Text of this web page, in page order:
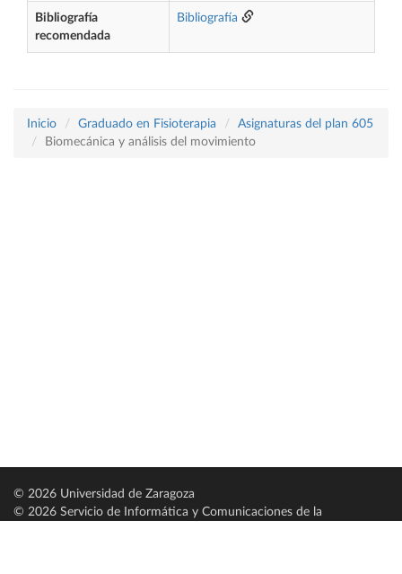
Bibliografía
recomendada
Bibliografía
Inicio Graduado en Fisioterapia
Asignaturas del plan 605
Biomecánica y análisis del movimiento
© 2026 Universidad de Zaragoza
© 2026 Servicio de Informática y Comunicaciones de la